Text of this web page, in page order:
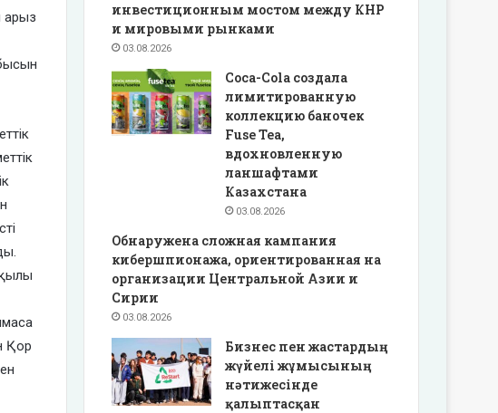
арыз
Қор
инвестиционным мостом между КНР
и мировыми рынками
03.08.2026
Coca-Cola создала
лимитированную
коллекцию баночек
Fuse Tea,
вдохновленную
ланшафтами
Казахстана
03.08.2026
Обнаружена сложная кампания
кибершпионажа, ориентированная на
организации Центральной Азии и
Сирии
03.08.2026
Бизнес пен жастардың
жүйелі жұмысының
нәтижесінде
қалыптасқан